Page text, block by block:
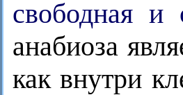
свободная и
анабиоза
как внутри